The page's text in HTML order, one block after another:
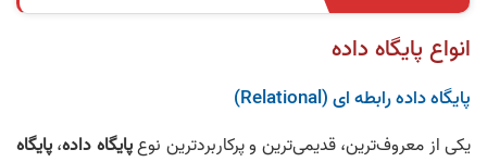
انواع پایگاه داده
پایگاه داده رابطه ای (Relational)
یکی از معروف‌ترین، قدیمی‌ترین و پرکاربردترین نوعپایگاه داده،پایگاه